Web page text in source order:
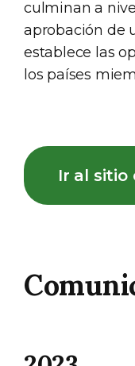
culminan a
aprobación de
establece las
los países
Ir al sitio